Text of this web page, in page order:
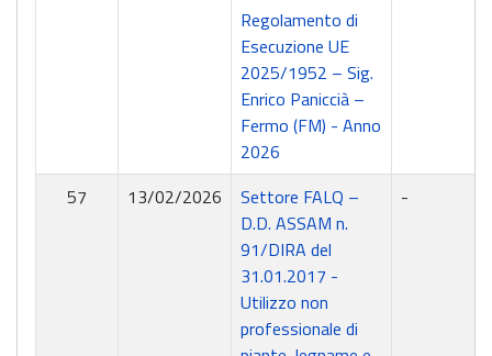
Regolamento di
Esecuzione UE
2025/1952 – Sig.
Enrico Paniccià –
Fermo (FM) - Anno
2026
57 13/02/2026
Settore FALQ –
D.D. ASSAM n.
91/DIRA del
31.01.2017 -
Utilizzo non
professionale di
-